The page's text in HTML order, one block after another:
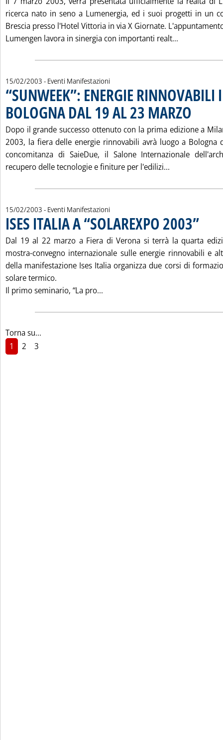
ricerca nato in seno a Lumenergia, ed i suoi progetti in un
Brescia presso l'Hotel Vittoria in via X Giornate.
Lumengen lavora in sinergia con importanti realt...
15/02/2003 - Eventi Manifestazioni
“SUNWEEK”: ENERGIE RINNOVABILI
BOLOGNA DAL 19 AL 23 MARZO
Dopo il grande successo ottenuto con la prima edizione a
2003, la fiera delle energie rinnovabili avrà luogo a Bologna
concomitanza di SaieDue, il Salone Internazionale
recupero delle tecnologie e finiture per l'edilizi...
15/02/2003 - Eventi Manifestazioni
ISES ITALIA A “SOLAREXPO 2003”.
Dal 19 al 22 marzo a Fiera di Verona si terrà la quarta
mostra-convegno internazionale sulle energie rinnovabili e
della manifestazione Ises Italia organizza due corsi di
solare termico.
Il primo seminario, “La pro...
Torna su...
1
2 3